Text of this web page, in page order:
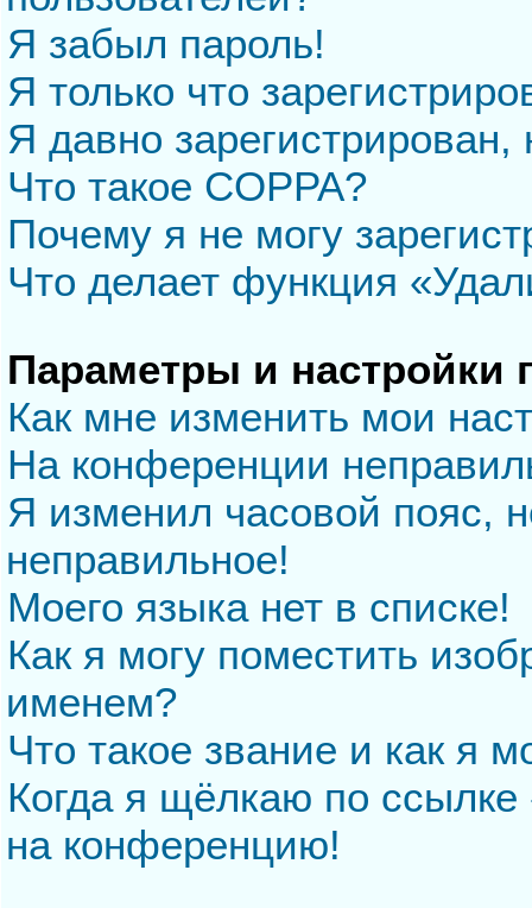
Я забыл пароль!
Я только что
Я давно
Что такое COPPA?
Почему я не могу
Что делает функция
Параметры и настройки
Как мне изменить мои
На конференции
Я изменил часовой пояс,
неправильное!
Моего языка нет в списке!
Как я могу поместить
именем?
Что такое звание и как я
Когда я щёлкаю по
на конференцию!